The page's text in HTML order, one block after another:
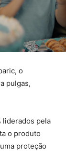
o
pulgas,
liderados pela
o produto
proteção